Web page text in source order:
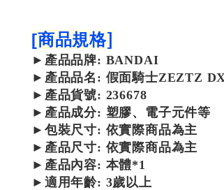
[商品規格]
► 產品品牌: BANDAI
► 產品品名: 假面騎士ZEZTZ
► 產品貨號: 236678
► 產品成分: 塑膠、電子元件等
►包裝尺寸: 依實際商品為主
►產品尺寸: 依實際商品為主
►產品內容: 本體*1
►適用年齡: 3歲以上